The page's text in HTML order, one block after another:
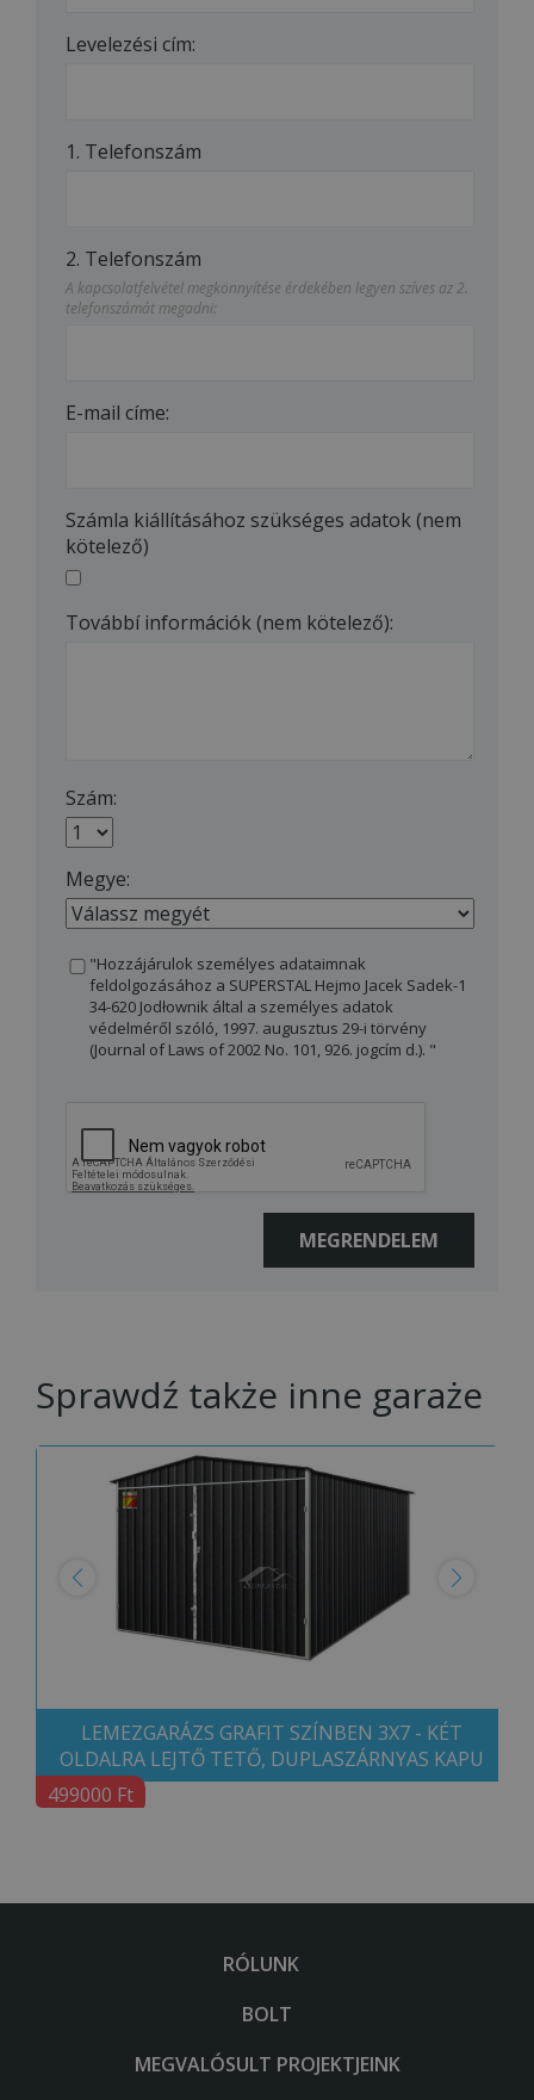
Levelezési cím:
1. Telefonszám
2. Telefonszám
A kapcsolatfelvétel megkönnyítése érdekében legyen szíves az 2.
telefonszámát megadni:
E-mail címe:
Számla kiállításához szükséges adatok (nem
kötelező)
Továbbí információk (nem kötelező):
Szám:
Megye:
"Hozzájárulok személyes adataimnak
feldolgozásához a SUPERSTAL Hejmo Jacek Sadek-1
34-620 Jodłownik által a személyes adatok
védelméről szóló, 1997. augusztus 29-i törvény
(Journal of Laws of 2002 No. 101, 926. jogcím d.). "
Sprawdź także inne garaże
LEMEZGARÁZS GRAFIT SZÍNBEN 3X7 - KÉT
OLDALRA LEJTŐ TETŐ, DUPLASZÁRNYAS KAPU
499000 Ft
RÓLUNK
BOLT
MEGVALÓSULT PROJEKTJEINK